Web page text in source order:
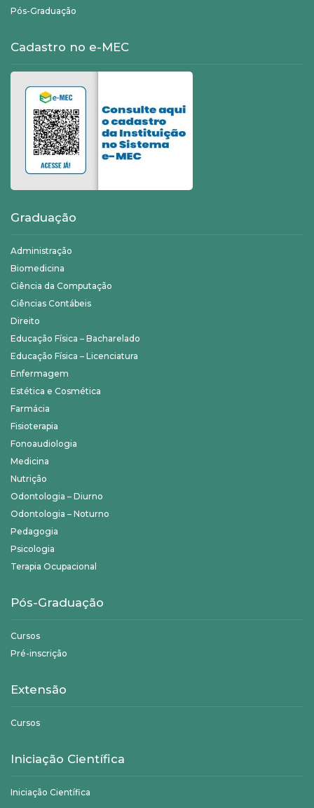
Pós-Graduação
Cadastro no e-MEC
Graduação
Administração
Biomedicina
Ciência da Computação
Ciências Contábeis
Direito
Educação Física – Bacharelado
Educação Física – Licenciatura
Enfermagem
Estética e Cosmética
Farmácia
Fisioterapia
Fonoaudiologia
Medicina
Nutrição
Odontologia – Diurno
Odontologia – Noturno
Pedagogia
Psicologia
Terapia Ocupacional
Pós-Graduação
Cursos
Pré-inscrição
Extensão
Cursos
Iniciação Científica
Iniciação Científica